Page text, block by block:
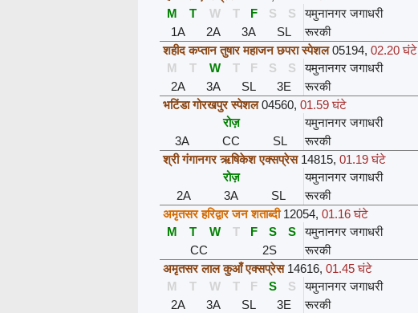
M
T W T F S S यमुनानगर जगाधरी
1A
2A 3A SL रूरकी
शहीद कप्तान तुषार महाजन छपरा स्पेशल 05194, 02.20 घंटे
M
T W T F S S यमुनानगर जगाधरी
2A
3A SL 3E रूरकी
भटिंडा गोरखपुर स्पेशल 04560, 01.59 घंटे
रोज़
यमुनानगर जगाधरी
3A
CC SL रूरकी
श्री गंगानगर ऋषिकेश एक्सप्रेस 14815, 01.19 घंटे
रोज़
यमुनानगर जगाधरी
2A
3A SL रूरकी
अमृतसर हरिद्वार जन शताब्दी 12054, 01.16 घंटे
M
T W T F S S यमुनानगर जगाधरी
CC
2S रूरकी
अमृतसर लाल कुआँ एक्सप्रेस 14616, 01.45 घंटे
M
T W T F S S यमुनानगर जगाधरी
2A
3A SL 3E रूरकी